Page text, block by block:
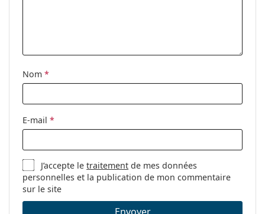
Nom *
E-mail *
J’accepte letraitement de mes données
personnelles et la publication de mon commentaire
sur le site